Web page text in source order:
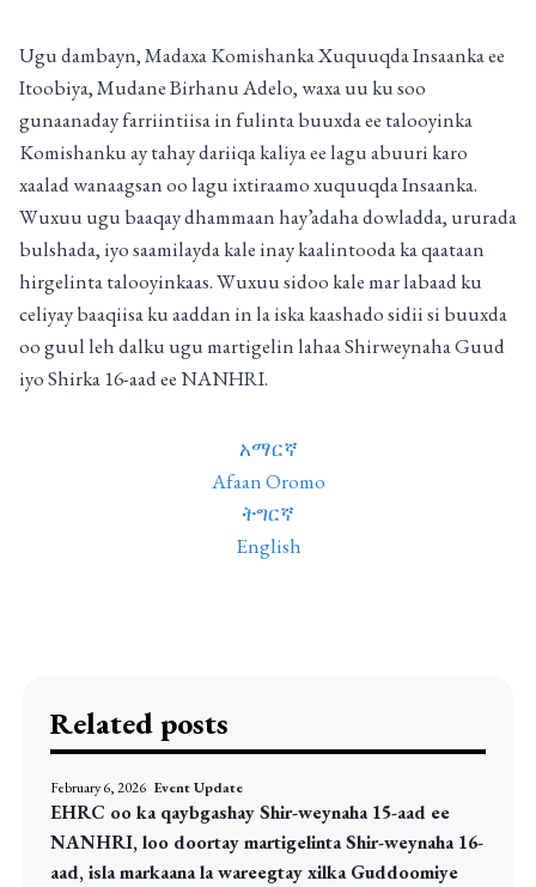
Ugu dambayn, Madaxa Komishanka Xuquuqda Insaanka ee
Itoobiya, Mudane Birhanu Adelo, waxa uu ku soo
gunaanaday farriintiisa in fulinta buuxda ee talooyinka
Komishanku ay tahay dariiqa kaliya ee lagu abuuri karo
xaalad wanaagsan oo lagu ixtiraamo xuquuqda Insaanka.
Wuxuu ugu baaqay dhammaan hay’adaha dowladda, ururada
bulshada, iyo saamilayda kale inay kaalintooda ka qaataan
hirgelinta talooyinkaas. Wuxuu sidoo kale mar labaad ku
celiyay baaqiisa ku aaddan in la iska kaashado sidii si buuxda
oo guul leh dalku ugu martigelin lahaa Shirweynaha Guud
iyo Shirka 16-aad ee NANHRI.
አማርኛ
Afaan Oromo
ትግርኛ
English
Related posts
February 6, 2026 Event Update
EHRC oo ka qaybgashay Shir-weynaha 15-aad ee
NANHRI, loo doortay martigelinta Shir-weynaha 16-
aad, isla markaana la wareegtay xilka Guddoomiye